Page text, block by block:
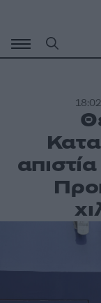
περιεχόμενο
18:02